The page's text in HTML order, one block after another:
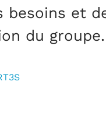
besoins et
du groupe.